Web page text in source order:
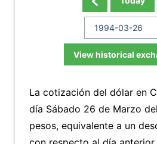
View historical
La cotización del dólar en
día Sábado 26 de Marzo
pesos, equivalente a un